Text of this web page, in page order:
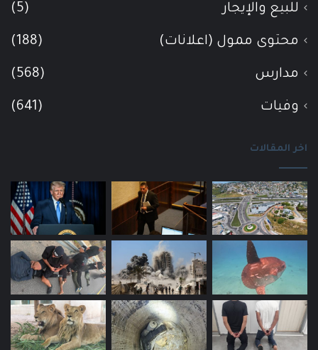
للبيع والإيجار (5)
محتوى ممول (اعلانات) (188)
مدارس (568)
وفيات (641)
اخر المقالات